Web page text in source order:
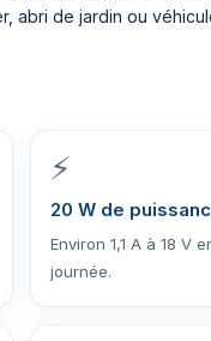
abri de jardin ou
⚡
20 W de
Environ 1,1 A à 18 V
journée.